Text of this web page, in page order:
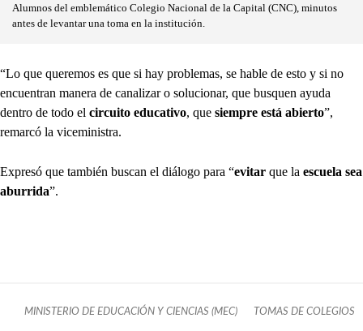
Alumnos del emblemático Colegio Nacional de la Capital (CNC), minutos
antes de levantar una toma en la institución.
“Lo que queremos es que si hay problemas, se hable de esto y si no
encuentran manera de canalizar o solucionar, que busquen ayuda
dentro de todo el circuito educativo, que siempre está abierto”,
remarcó la viceministra.
Expresó que también buscan el diálogo para “evitar que la escuela sea
aburrida”.
MINISTERIO DE EDUCACIÓN Y CIENCIAS (MEC) TOMAS DE COLEGIOS